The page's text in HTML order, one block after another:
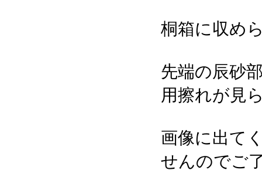
桐箱に収め
先端の辰砂
用擦れが見
画像に出て
せんのでご